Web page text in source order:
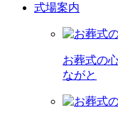
式場案内
お葬式の
ながと